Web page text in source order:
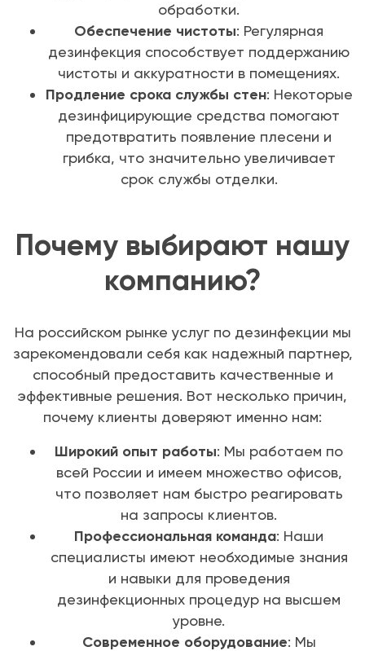
обработки.
Обеспечение чистоты: Регулярная
дезинфекция способствует поддержанию
чистоты и аккуратности в помещениях.
Продление срока службы стен: Некоторые
дезинфицирующие средства помогают
предотвратить появление плесени и
грибка, что значительно увеличивает
срок службы отделки.
Почему выбирают нашу
компанию?
На российском рынке услуг по дезинфекции мы
зарекомендовали себя как надежный партнер,
способный предоставить качественные и
эффективные решения. Вот несколько причин,
почему клиенты доверяют именно нам:
Широкий опыт работы: Мы работаем по
всей России и имеем множество офисов,
что позволяет нам быстро реагировать
на запросы клиентов.
Профессиональная команда: Наши
специалисты имеют необходимые знания
и навыки для проведения
дезинфекционных процедур на высшем
уровне.
Современное оборудование: Мы